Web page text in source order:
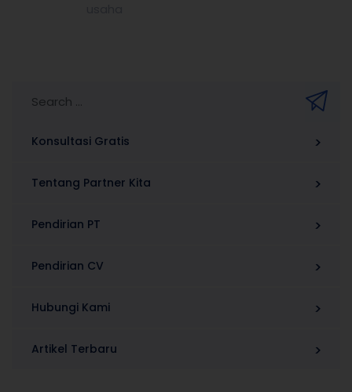
Konsultasi Gratis
Tentang Partner Kita
Pendirian PT
Pendirian CV
Hubungi Kami
Artikel Terbaru